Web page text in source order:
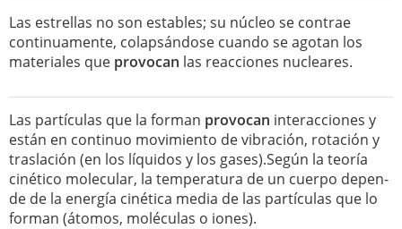
Las estrellas no son estables; su núcleo se contrae
continuamente, colapsándose cuando se agotan los
materiales que provocan las reacciones nucleares.
Las partículas que la forman provocan interacciones y
están en continuo movimiento de vibración, rotación y
traslación (en los líquidos y los gases).Según la teoría
cinético molecular, la temperatura de un cuerpo depen-
de de la energía cinética media de las partículas que lo
forman (átomos, moléculas o iones).